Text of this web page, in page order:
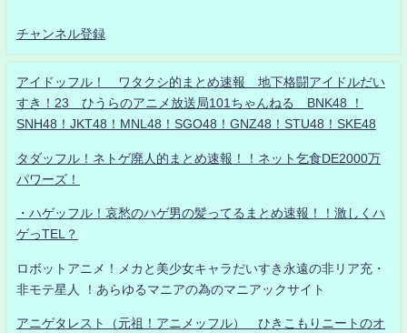
チャンネル登録
アイドッフル！ ワタクシ的まとめ速報 地下格闘アイドルだい
すき！23 ひうらのアニメ放送局101ちゃんねる BNK48 ！
SNH48！JKT48！MNL48！SGO48！GNZ48！STU48！SKE48
タダッフル！ネトゲ廃人的まとめ速報！！ネット乞食DE2000万
パワーズ！
・ハゲッフル！哀愁のハゲ男の髪ってるまとめ速報！！激しくハ
ゲっTEL？
ロボットアニメ！メカと美少女キャラだいすき永遠の非リア充・
非モテ星人 ！あらゆるマニアの為のマニアックサイト
アニゲタレスト（元祖！アニメッフル） ひきこもりニートのオ